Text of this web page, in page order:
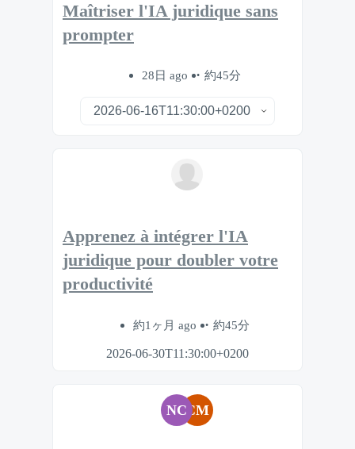
Maîtriser l'IA juridique sans
prompter
28日 ago 約45分
Apprenez à intégrer l'IA
juridique pour doubler votre
productivité
約1ヶ月 ago 約45分
2026-06-30T11:30:00+0200
NCCM